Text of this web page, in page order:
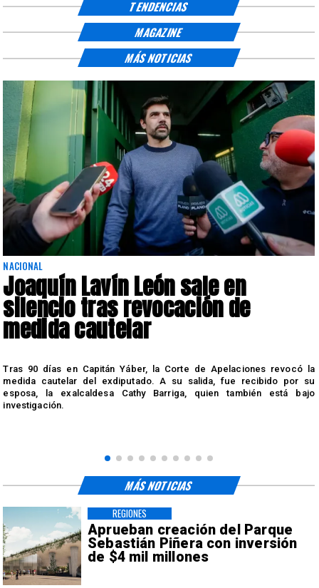
TENDENCIAS
MAGAZINE
NACIONAL
Joaquín Lavín León sale en
silencio tras revocación de
medida cautelar
Tras 90 días en Capitán Yáber, la Corte de Apelaciones revocó la
medida cautelar del exdiputado. A su salida, fue recibido por su
esposa, la exalcaldesa Cathy Barriga, quien también está bajo
investigación.
MÁS NOTICIAS
Aprueban creación del Parque
Sebastián Piñera con inversión
de $4 mil millones
REGIONES
MÁS NOTICIAS